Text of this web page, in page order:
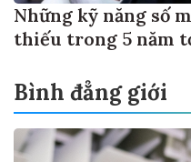
Những kỹ năng số
thiếu trong 5 năm
Bình đẳng giới